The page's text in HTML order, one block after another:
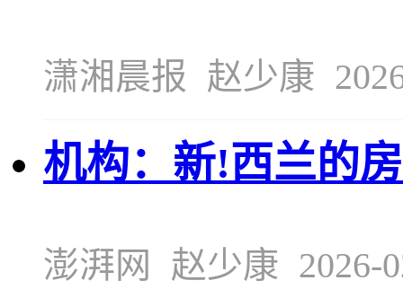
潇湘晨报 赵少康
机构：新!西兰的
澎湃网 赵少康 2026-